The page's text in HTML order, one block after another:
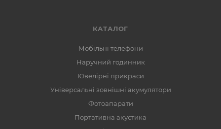
КАТАЛОГ
Мобільні телефони
Наручний годинник
Ювелірні прикраси
Універсальні зовнішні акумулятори
Фотоапарати
Портативна акустика